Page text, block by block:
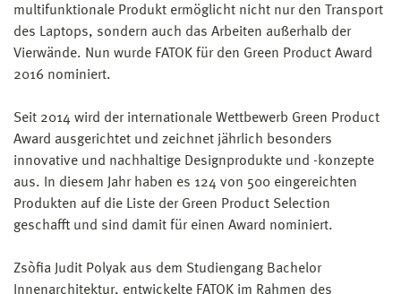
multifunktionale Produkt ermöglicht nicht nur den Transport
des Laptops, sondern auch das Arbeiten außerhalb der
Vierwände. Nun wurde FATOK für den Green Product Award
2016 nominiert.
Seit 2014 wird der internationale Wettbewerb Green Product
Award ausgerichtet und zeichnet jährlich besonders
innovative und nachhaltige Designprodukte und -konzepte
aus. In diesem Jahr haben es 124 von 500 eingereichten
Produkten auf die Liste der Green Product Selection
geschafft und sind damit für einen Award nominiert.
Zsòfia Judit Polyak aus dem Studiengang Bachelor
Innenarchitektur, entwickelte FATOK im Rahmen des